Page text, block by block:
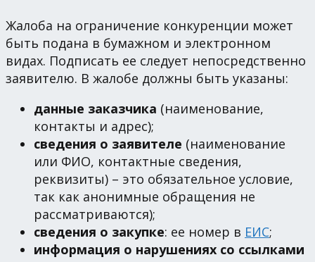
Жалоба на ограничение конкуренции может
быть подана в бумажном и электронном
видах. Подписать ее следует непосредственно
заявителю. В жалобе должны быть указаны:
данные заказчика (наименование,
контакты и адрес);
сведения о заявителе (наименование
или ФИО, контактные сведения,
реквизиты) – это обязательное условие,
так как анонимные обращения не
рассматриваются);
сведения о закупке: ее номер в ЕИС;
информация о нарушениях со ссылками